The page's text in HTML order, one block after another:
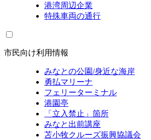
港湾周辺企業
特殊車両の通行
市民向け利用情報
みなとの公園/身近な海岸
勇払マリーナ
フェリーターミナル
港園亭
「立入禁止」箇所
みなと出前講座
苫小牧クルーズ振興協議会